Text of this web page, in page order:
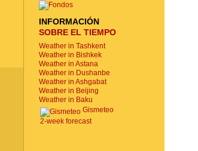
INFORMACIÓN
SOBRE EL TIEMPO
Weather in Tashkent
Weather in Bishkek
Weather in Astana
Weather in Dushanbe
Weather in Ashgabat
Weather in Beijing
Weather in Baku
Gismeteo
2-week forecast